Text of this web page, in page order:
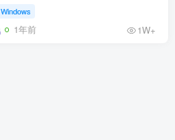
Windows
1年前 1W+